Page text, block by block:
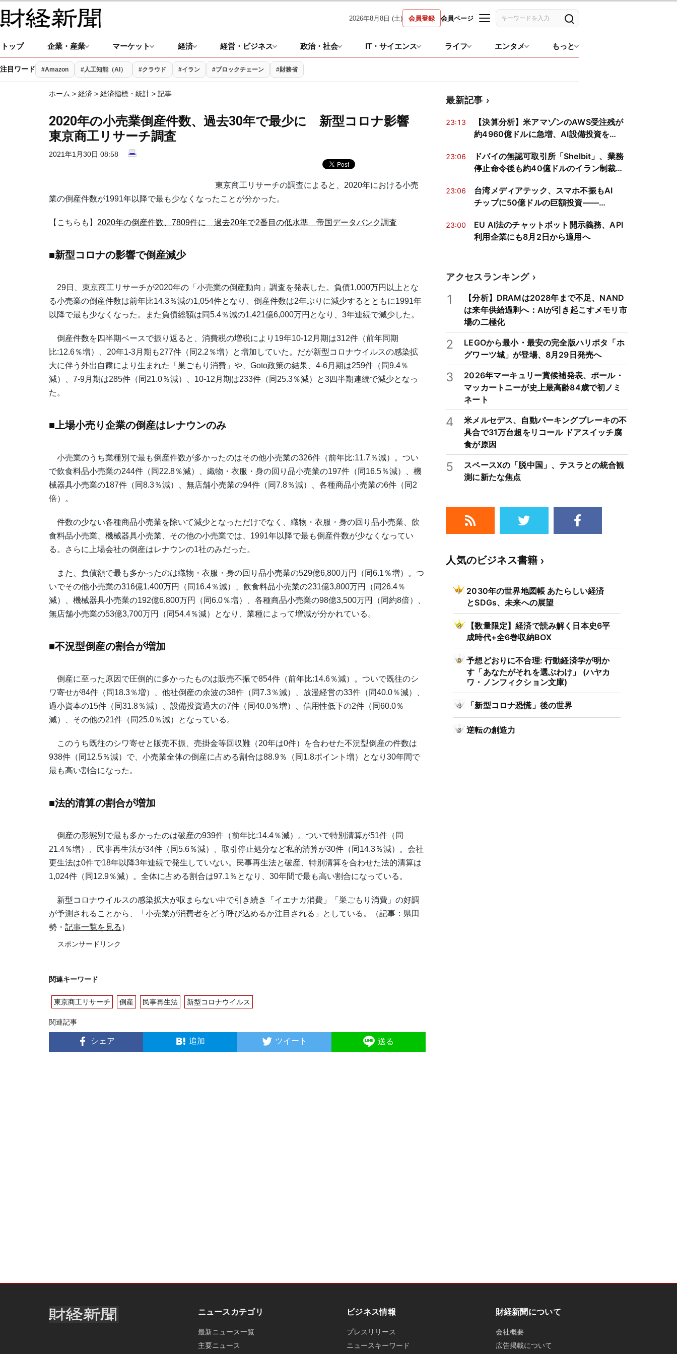
2026年8月8日 (土) 会員登録 会員ページ
記事を検索
トップ 企業・産業 マーケット 経済 経営・ビジネス 政治・社会 IT・サイエンス ライフ エンタメ もっと
注目ワード #Amazon #人工知能（AI） #クラウド #イラン #ブロックチェーン #財務省
ホーム > 経済 > 経済指標・統計 > 記事
2020年の小売業倒産件数、過去30年で最少に 新型コロナ影響
東京商工リサーチ調査
2021年1月30日 08:58
東京商工リサーチの調査によると、2020年における小売
業の倒産件数が1991年以降で最も少なくなったことが分かった。
【こちらも】 2020年の倒産件数、7809件に 過去20年で2番目の低水準 帝国データバンク調査
■新型コロナの影響で倒産減少
29日、東京商工リサーチが2020年の「小売業の倒産動向」調査を発表した。負債1,000万円以上とな
る小売業の倒産件数は前年比14.3％減の1,054件となり、倒産件数は2年ぶりに減少するとともに1991年
以降で最も少なくなった。また負債総額は同5.4％減の1,421億6,000万円となり、3年連続で減少した。
倒産件数を四半期ベースで振り返ると、消費税の増税により19年10-12月期は312件（前年同期
比:12.6％増）、20年1-3月期も277件（同2.2％増）と増加していた。だが新型コロナウイルスの感染拡
大に伴う外出自粛により生まれた「巣ごもり消費」や、Goto政策の結果、4-6月期は259件（同9.4％
減）、7-9月期は285件（同21.0％減）、10-12月期は233件（同25.3％減）と3四半期連続で減少となっ
た。
■上場小売り企業の倒産はレナウンのみ
小売業のうち業種別で最も倒産件数が多かったのはその他小売業の326件（前年比:11.7％減）。つい
で飲食料品小売業の244件（同22.8％減）、織物・衣服・身の回り品小売業の197件（同16.5％減）、機
械器具小売業の187件（同8.3％減）、無店舗小売業の94件（同7.8％減）、各種商品小売業の6件（同2
倍）。
件数の少ない各種商品小売業を除いて減少となっただけでなく、織物・衣服・身の回り品小売業、飲
食料品小売業、機械器具小売業、その他の小売業では、1991年以降で最も倒産件数が少なくなってい
る。さらに上場会社の倒産はレナウンの1社のみだった。
また、負債額で最も多かったのは織物・衣服・身の回り品小売業の529億6,800万円（同6.1％増）。つ
いでその他小売業の316億1,400万円（同16.4％減）、飲食料品小売業の231億3,800万円（同26.4％
減）、機械器具小売業の192億6,800万円（同6.0％増）、各種商品小売業の98億3,500万円（同約8倍）、
無店舗小売業の53億3,700万円（同54.4％減）となり、業種によって増減が分かれている。
■不況型倒産の割合が増加
倒産に至った原因で圧倒的に多かったものは販売不振で854件（前年比:14.6％減）。ついで既往のシ
ワ寄せが84件（同18.3％増）、他社倒産の余波の38件（同7.3％減）、放漫経営の33件（同40.0％減）、
過小資本の15件（同31.8％減）、設備投資過大の7件（同40.0％増）、信用性低下の2件（同60.0％
減）、その他の21件（同25.0％減）となっている。
このうち既往のシワ寄せと販売不振、売掛金等回収難（20年は0件）を合わせた不況型倒産の件数は
938件（同12.5％減）で、小売業全体の倒産に占める割合は88.9％（同1.8ポイント増）となり30年間で
最も高い割合になった。
■法的清算の割合が増加
倒産の形態別で最も多かったのは破産の939件（前年比:14.4％減）。ついで特別清算が51件（同
21.4％増）、民事再生法が34件（同5.6％減）、取引停止処分など私的清算が30件（同14.3％減）。会社
更生法は0件で18年以降3年連続で発生していない。民事再生法と破産、特別清算を合わせた法的清算は
1,024件（同12.9％減）。全体に占める割合は97.1％となり、30年間で最も高い割合になっている。
新型コロナウイルスの感染拡大が収まらない中で引き続き「イエナカ消費」「巣ごもり消費」の好調
が予測されることから、「小売業が消費者をどう呼び込めるか注目される」としている。（記事：県田
勢・ 記事一覧を見る ）
スポンサードリンク
関連キーワード
東京商工リサーチ 倒産 民事再生法 新型コロナウイルス
関連記事
シェア 追加 ツイート 送る
最新記事
23:13
【決算分析】米アマゾンのAWS受注残が
約4960億ドルに急増、AI設備投資を
23:06
ドバイの無認可取引所「Shelbit」、業務
停止命令後も約40億ドルのイラン制裁回
23:06
台湾メディアテック、スマホ不振もAI
チップに50億ドルの巨額投資——
23:00
EU AI法のチャットボット開示義務、API
利用企業にも8月2日から適用へ
アクセスランキング
1
【分析】DRAMは2028年まで不足、NAND
は来年供給過剰へ：AIが引き起こすメモリ市
場の二極化
2
LEGOから最小・最安の完全版ハリポタ「ホ
グワーツ城」が登場、8月29日発売へ
3
2026年マーキュリー賞候補発表、ポール・
マッカートニーが史上最高齢84歳で初ノミ
ネート
4
米メルセデス、自動パーキングブレーキの不
具合で31万台超をリコール ドアスイッチ腐
食が原因
5
スペースXの「脱中国」、テスラとの統合観
測に新たな焦点
人気のビジネス書籍
2030年の世界地図帳 あたらしい経済
とSDGs、未来への展望
【数量限定】経済で読み解く日本史6平
成時代+全6巻収納BOX
予想どおりに不合理: 行動経済学が明か
す「あなたがそれを選ぶわけ」 (ハヤカ
ワ・ノンフィクション文庫)
「新型コロナ恐慌」後の世界
逆転の創造力
ニュースカテゴリ
最新ニュース一覧
主要ニュース
ビジネス情報
プレスリリース
ニュースキーワード
財経新聞について
会社概要
広告掲載について